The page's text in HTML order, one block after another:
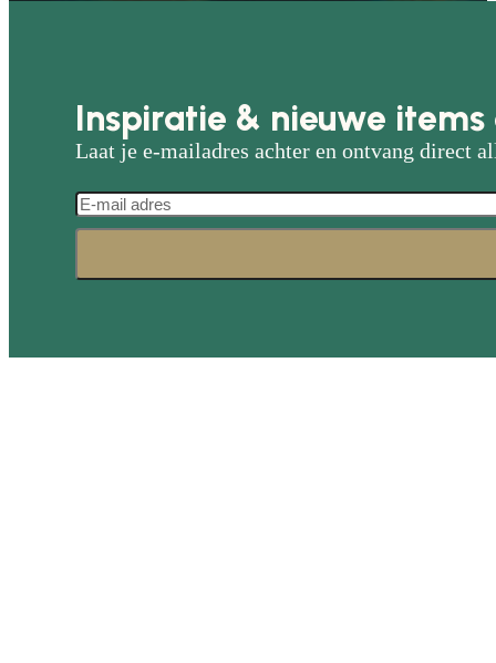
Inspiratie & nieuwe
Laat je e-mailadres achter en ontvang direct